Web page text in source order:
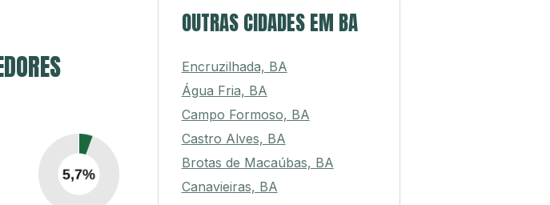
OUTRAS CIDADES EM BA
Encruzilhada, BA
Água Fria, BA
Campo Formoso, BA
Castro Alves, BA
Brotas de Macaúbas, BA
Canavieiras, BA